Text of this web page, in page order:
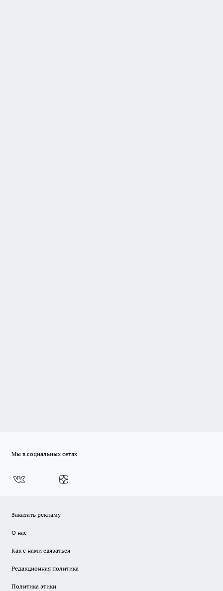
Мы в социальных сетях
Заказать рекламу
О нас
Как с нами связаться
Редакционная политика
Политика этики